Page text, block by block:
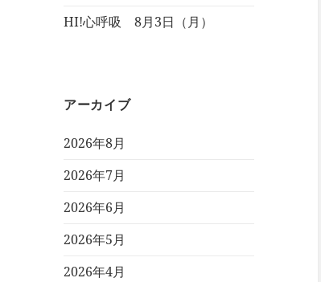
HI!心呼吸 8月3日（月）
アーカイブ
2026年8月
2026年7月
2026年6月
2026年5月
2026年4月